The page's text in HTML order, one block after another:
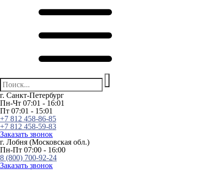
г. Санкт-Петербург
Пн-Чт 07:01 - 16:01
Пт 07:01 - 15:01
+7 812 458-86-85
+7 812 458-59-83
Заказать звонок
г. Лобня (Московская обл.)
Пн-Пт 07:00 - 16:00
8 (800) 700-92-24
Заказать звонок